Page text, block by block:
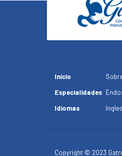
Inicio
Especialidades
Idiomas
Ingles
Copyright © 2023